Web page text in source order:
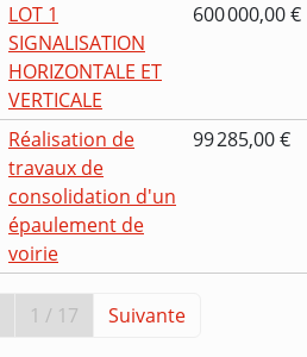
LOT 1
SIGNALISATION
HORIZONTALE ET
VERTICALE
600 000,00 €
Réalisation de
travaux de
consolidation d'un
épaulement de
voirie
99 285,00 €
1 / 17 Suivante